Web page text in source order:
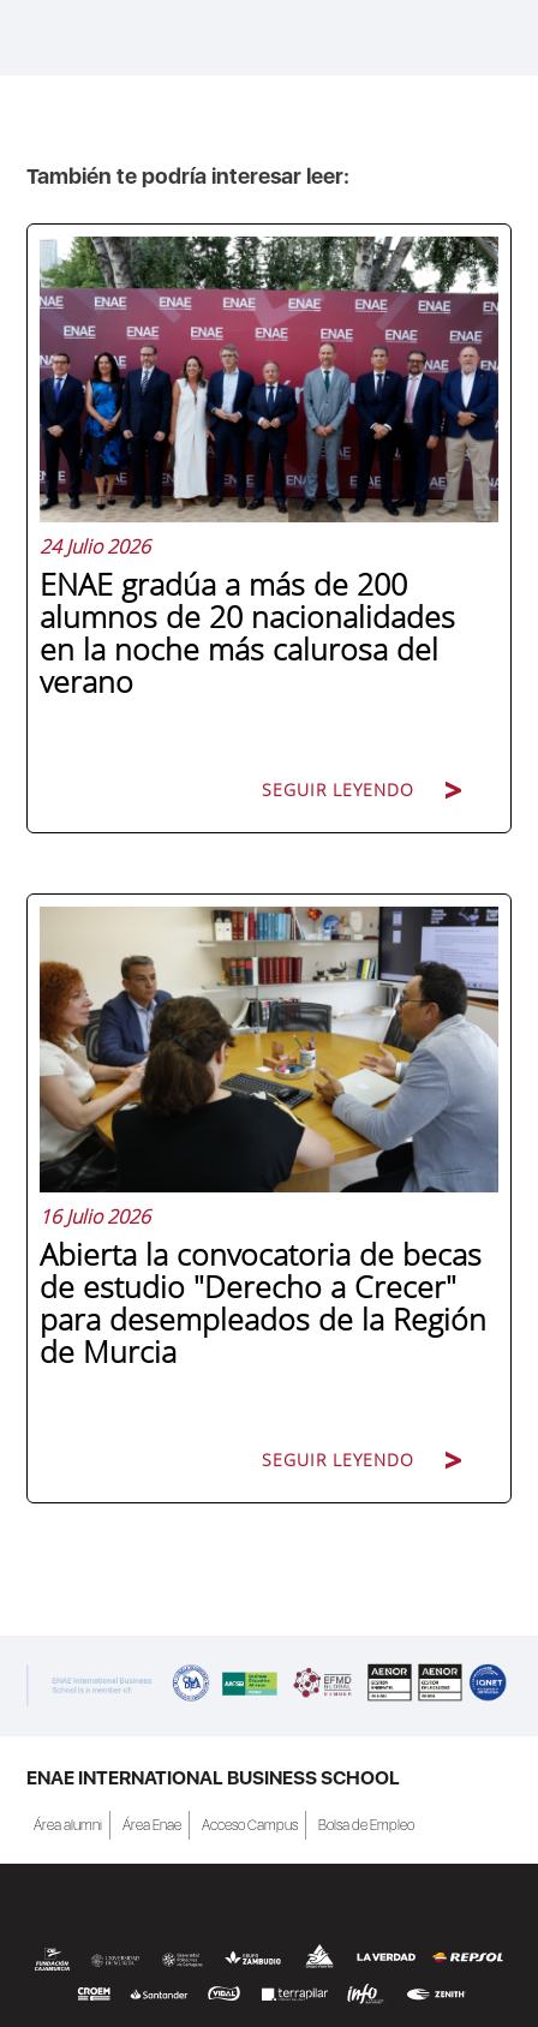
También te podría interesar leer:
24 Julio 2026
ENAE gradúa a más de 200
alumnos de 20 nacionalidades
en la noche más calurosa del
verano
SEGUIR LEYENDO
La promoción 2025/2026 de ENAE Business
School se convirtió en una de las más
internacionales de la historia de la escuela
en una ceremonia celebrada en Murcia
con 44 grados y más de 600 asistentes.
Ricardo Navarro, vicepresidente senior de
Generac Power Systems en Estados Unidos
y antiguo alumno...
16 Julio 2026
Abierta la convocatoria de becas
de estudio "Derecho a Crecer"
para desempleados de la Región
de Murcia
SEGUIR LEYENDO
a Crecer". El programa está dirigido a
personas inscritas como demandantes de
becas de estudio parciales (50%), además
de al menos una beca...
ENAE INTERNATIONAL BUSINESS SCHOOL
Área alumni Área Enae Acceso Campus Bolsa de Empleo